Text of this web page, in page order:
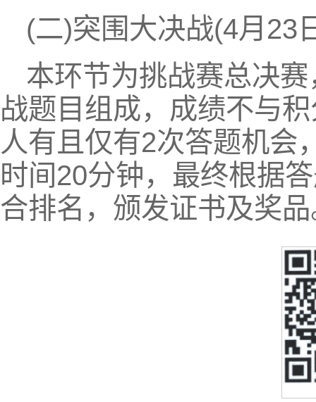
(二)突围大决战(4月23
本环节为挑战赛总决
战题目组成，成绩不与
人有且仅有2次答题机会
时间20分钟，最终根据
合排名，颁发证书及奖